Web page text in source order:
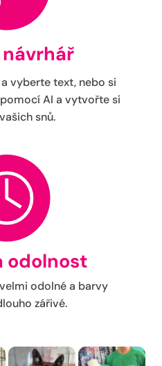
vyberte text, nebo si
AI a vytvořte si
snů.
odolnost
odolné a barvy
zářivé.